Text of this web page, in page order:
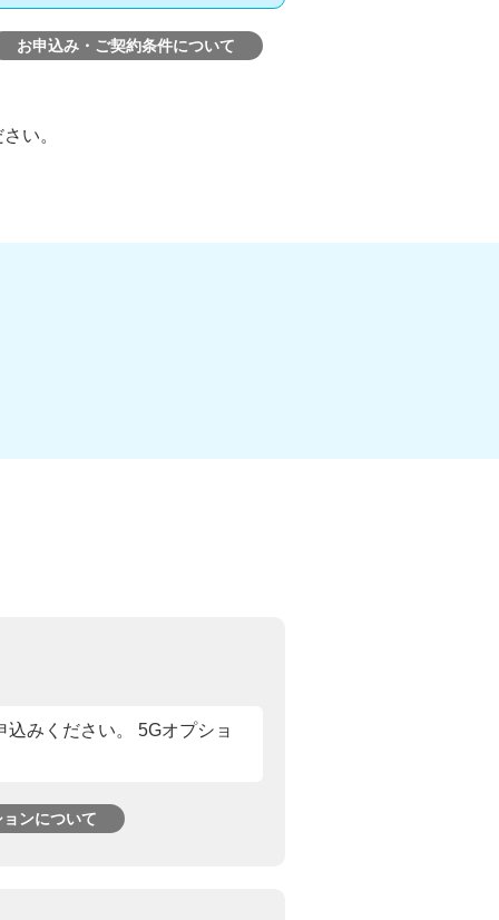
お申込み・ご契約条件について
い。
みください。 5Gオプショ
ンについて